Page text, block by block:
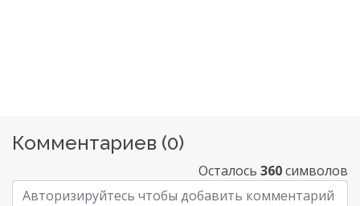
Комментариев (0)
Осталось 360символов